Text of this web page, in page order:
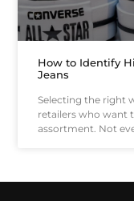
How to Identify
Jeans
Selecting the right
retailers who want
assortment. Not